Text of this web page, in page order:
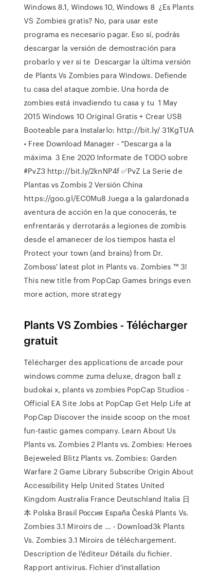
Windows 8.1, Windows 10, Windows 8 ¿Es Plants
VS Zombies gratis? No, para usar este
programa es necesario pagar. Eso sí, podrás
descargar la versión de demostración para
probarlo y ver si te Descargar la última versión
de Plants Vs Zombies para Windows. Defiende
tu casa del ataque zombie. Una horda de
zombies está invadiendo tu casa y tu 1 May
2015 Windows 10 Original Gratis + Crear USB
Booteable para Instalarlo: http://bit.ly/ 31KgTUA
• Free Download Manager - "Descarga a la
máxima 3 Ene 2020 Informate de TODO sobre
#PvZ3 http://bit.ly/2knNP4f ✅PvZ La Serie de
Plantas vs Zombis 2 Versión China
https://goo.gl/EC0Mu8 Juega a la galardonada
aventura de acción en la que conocerás, te
enfrentarás y derrotarás a legiones de zombis
desde el amanecer de los tiempos hasta el
Protect your town (and brains) from Dr.
Zomboss' latest plot in Plants vs. Zombies ™ 3!
This new title from PopCap Games brings even
more action, more strategy
Plants VS Zombies - Télécharger
gratuit
Télécharger des applications de arcade pour
windows comme zuma deluxe, dragon ball z
budokai x, plants vs zombies PopCap Studios -
Official EA Site Jobs at PopCap Get Help Life at
PopCap Discover the inside scoop on the most
fun-tastic games company. Learn About Us
Plants vs. Zombies 2 Plants vs. Zombies: Heroes
Bejeweled Blitz Plants vs. Zombies: Garden
Warfare 2 Game Library Subscribe Origin About
Accessibility Help United States United
Kingdom Australia France Deutschland Italia 日
本 Polska Brasil Россия España Česká Plants Vs.
Zombies 3.1 Miroirs de ... - Download3k Plants
Vs. Zombies 3.1 Miroirs de téléchargement.
Description de l'éditeur Détails du fichier.
Rapport antivirus. Fichier d'installation